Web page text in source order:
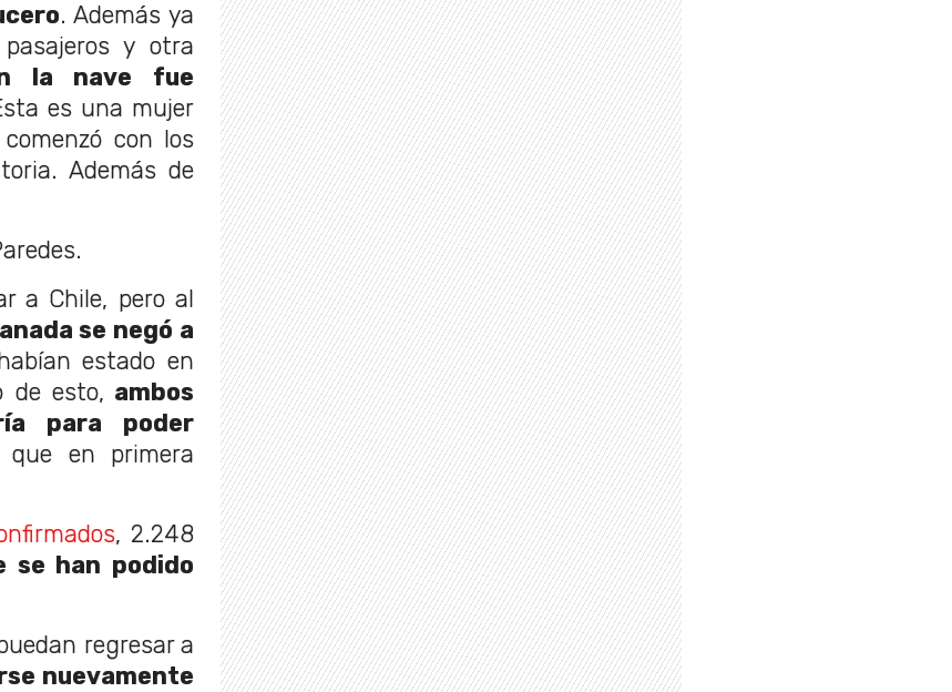
. Además ya
y otra
la nave fue
es una mujer
con los
Además de
a Chile, pero al
se negó a
estado en
de esto, ambos
para poder
que en primera
, 2.248
se han podido
regresar a
nuevamente